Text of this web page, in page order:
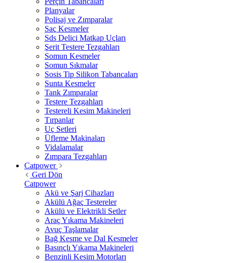
Planyalar
Polisaj ve Zımparalar
Saç Kesmeler
Sds Delici Matkap Uçları
Şerit Testere Tezgahları
Somun Kesmeler
Somun Sıkmalar
Sosis Tip Silikon Tabancaları
Sunta Kesmeler
Tank Zımparalar
Testere Tezgahları
Testereli Kesim Makineleri
Tırpanlar
Uç Setleri
Üfleme Makinaları
Vidalamalar
Zımpara Tezgahları
Catpower
Geri Dön
Catpower
Akü ve Şarj Cihazları
Akülü Ağaç Testereler
Akülü ve Elektrikli Setler
Araç Yıkama Makineleri
Avuç Taşlamalar
Bağ Kesme ve Dal Kesmeler
Basınçlı Yıkama Makineleri
Benzinli Kesim Motorları